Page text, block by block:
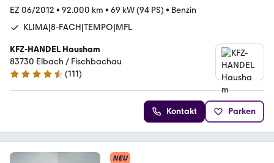
EZ 06/2012 • 92.000 km • 69 kW (94 PS) • Benzin
KLIMA|8-FACH|TEMPO|MFL
KFZ-HANDEL Hausham
83730 Elbach / Fischbachau
4.5 Sterne
(111)
Kontakt Parken
NEU